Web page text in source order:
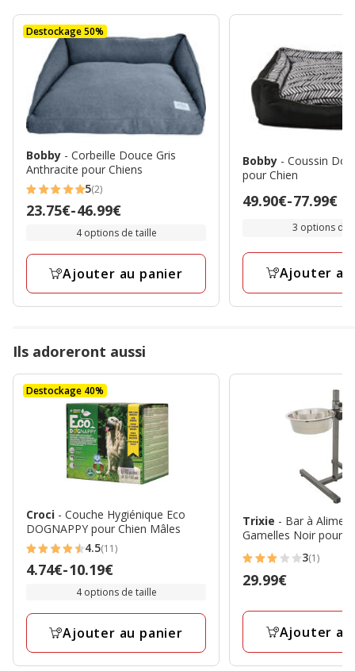
Destockage 50%
Bobby - Corbeille Douce Gris
Anthracite pour Chiens
5
étoiles
2
5(2)
Prix
46.99€
23.75€-46.99€
4 options de taille
Ajouter au panier
Bobby - Coussin
pour Chien
Prix
à
77.99€
49.90€-77.99€
3 options de
Ajouter
Ils adoreront aussi
Destockage 40%
Croci - Couche Hygiénique Eco
DOGNAPPY pour Chien Mâles
4.5
étoiles
11
4.5(11)
Prix
10.19€
4.74€-10.19€
4 options de taille
Ajouter au panier
Trixie - Bar à
Gamelles Noir pour
3
étoiles
3(1)
Prix
29.99€
Ajouter